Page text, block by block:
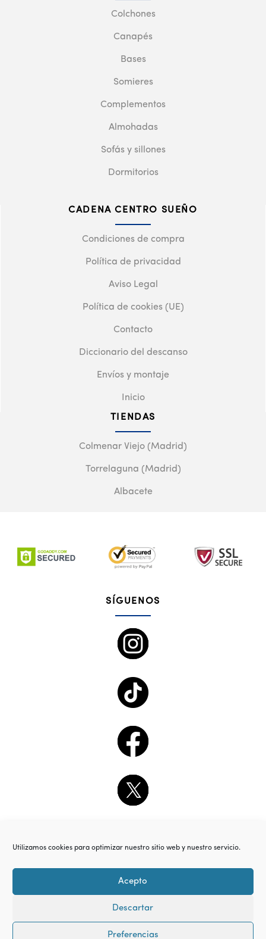
Utilizamos cookies para optimizar nuestro sitio web y nuestro servicio.
Acepto
Descartar
Preferencias
Colchones
Canapés
Bases
Somieres
Complementos
Almohadas
Sofás y sillones
Dormitorios
CADENA CENTRO SUEÑO
Condiciones de compra
Política de privacidad
Aviso Legal
Política de cookies (UE)
Contacto
Diccionario del descanso
Envíos y montaje
Inicio
TIENDAS
Colmenar Viejo (Madrid)
Torrelaguna (Madrid)
Albacete
SÍGUENOS